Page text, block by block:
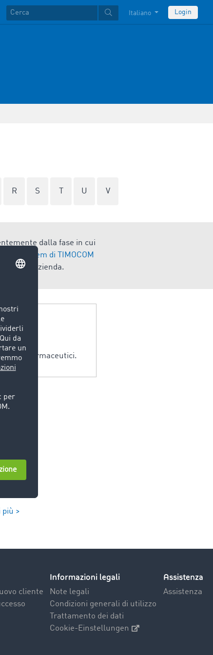
Italiano Login
R S U V
dalla fase in cui
System di TIMOCOM
tua azienda.
farmaceutici.
più >
cliente
Informazioni legali
Note legali
Condizioni generali di utilizzo
Trattamento dei dati
Cookie-Einstellungen
Assistenza
Assistenza